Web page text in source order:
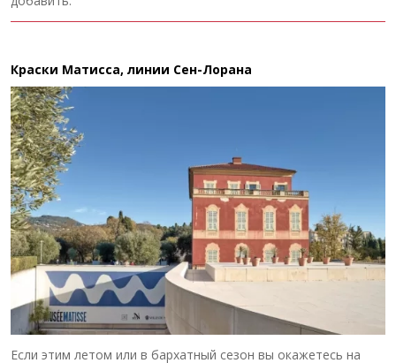
Краски Матисса, линии Сен-Лорана
Если этим летом или в бархатный сезон вы окажетесь на